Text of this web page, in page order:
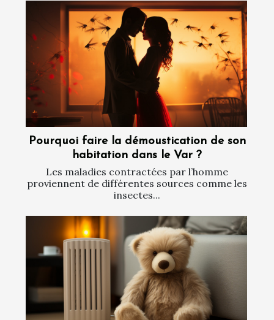
Pourquoi faire la démoustication de son
habitation dans le Var ?
Les maladies contractées par l’homme
proviennent de différentes sources comme les
insectes...